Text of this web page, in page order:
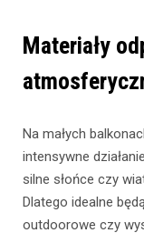
Materiały
Na małych
intensywne
silne słońce czy
Dlatego idealne
outdoorowe czy